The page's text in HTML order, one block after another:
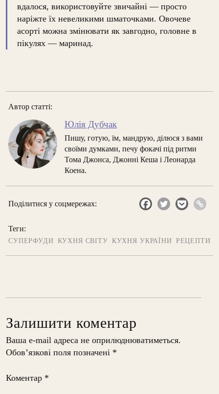
вдалося, використовуйте звичайні — просто
наріжте їх невеликими шматочками. Овочеве
асорті можна змінювати як завгодно, головне в
пікулях — маринад.
Автор статті:
Юлія Дубчак
Пишу, готую, їм, мандрую, ділюся з вами
своїми думками, печу фокачі під ритми
Тома Джонса, Джонні Кеша і Леонарда
Коена.
Поділитися у соцмережах:
Теги:
СУПЕРФУДИ КУХНЯ СВІТУ КУХНЯ УКРАЇНИ РЕЦЕПТИ
Залишити коментар
Ваша e-mail адреса не оприлюднюватиметься.
Обов’язкові поля позначені *
Коментар *